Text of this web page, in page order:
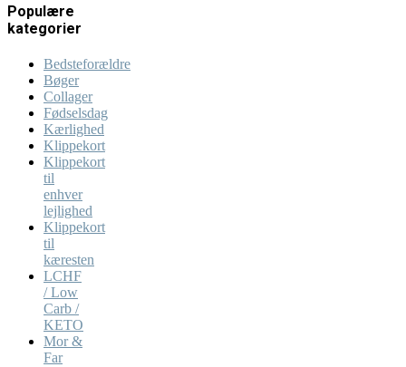
Populære
kategorier
Bedsteforældre
Bøger
Collager
Fødselsdag
Kærlighed
Klippekort
Klippekort
til
enhver
lejlighed
Klippekort
til
kæresten
LCHF
/ Low
Carb /
KETO
Mor &
Far